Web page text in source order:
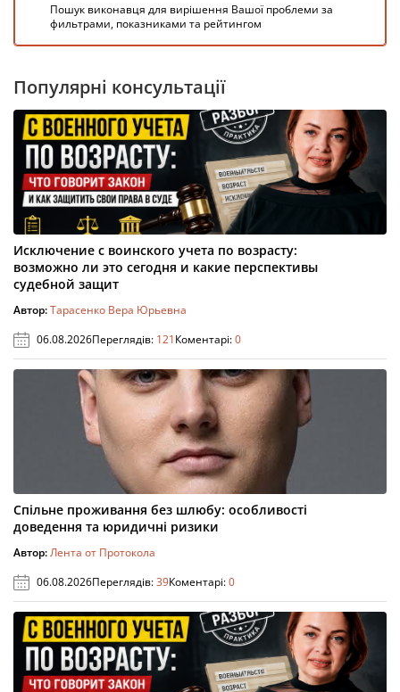
Пошук виконавця для вирішення Вашої проблеми за
фильтрами, показниками та рейтингом
Популярні консультації
Исключение с воинского учета по возрасту:
возможно ли это сегодня и какие перспективы
судебной защит
Автор:Тарасенко Вера Юрьевна
06.08.2026Переглядів: 121Коментарі:0
Спільне проживання без шлюбу: особливості
доведення та юридичні ризики
Автор:Лента от Протокола
06.08.2026Переглядів:39Коментарі:0